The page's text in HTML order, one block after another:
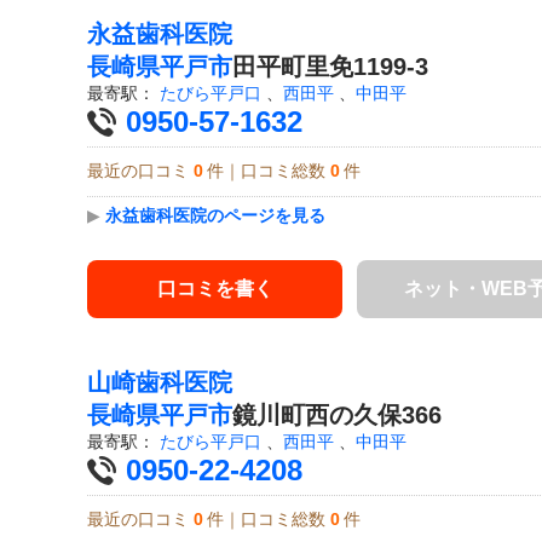
永益歯科医院
長崎県平戸市田平町里免1199-3
最寄駅： たびら平戸口 西田平 中田平
0950-57-1632
最近の口コミ 0 件｜口コミ総数 0 件
▶ 永益歯科医院のページを見る
口コミを書く ネット・WEB
山崎歯科医院
長崎県平戸市鏡川町西の久保366
最寄駅： たびら平戸口 西田平 中田平
0950-22-4208
最近の口コミ 0 件｜口コミ総数 0 件